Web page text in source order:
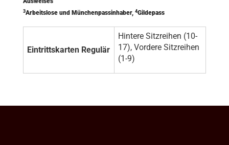
3Arbeitslose und Münchenpassinhaber, 4Gildepass
Eintrittskarten Regulär
Hintere Sitzreihen (10-
17), Vordere Sitzreihen
(1-9)